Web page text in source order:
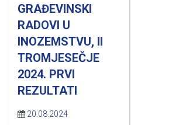
GRAĐEVINSKI
RADOVI U
INOZEMSTVU, II
TROMJESEČJE
2024. PRVI
REZULTATI
20.08.2024